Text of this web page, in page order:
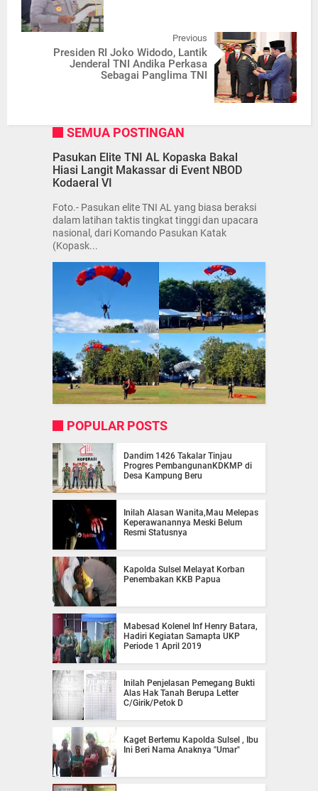
Previous
Presiden RI Joko Widodo, Lantik
Jenderal TNI Andika Perkasa
Sebagai Panglima TNI
SEMUA POSTINGAN
Pasukan Elite TNI AL Kopaska Bakal
Hiasi Langit Makassar di Event NBOD
Kodaeral VI
Foto.- Pasukan elite TNI AL yang biasa beraksi
dalam latihan taktis tingkat tinggi dan upacara
nasional, dari Komando Pasukan Katak
(Kopask...
POPULAR POSTS
Dandim 1426 Takalar Tinjau
Progres PembangunanKDKMP di
Desa Kampung Beru
Inilah Alasan Wanita,Mau Melepas
Keperawanannya Meski Belum
Resmi Statusnya
Kapolda Sulsel Melayat Korban
Penembakan KKB Papua
Mabesad Kolenel Inf Henry Batara,
Hadiri Kegiatan Samapta UKP
Periode 1 April 2019
Inilah Penjelasan Pemegang Bukti
Alas Hak Tanah Berupa Letter
C/Girik/Petok D
Kaget Bertemu Kapolda Sulsel , Ibu
Ini Beri Nama Anaknya "Umar"